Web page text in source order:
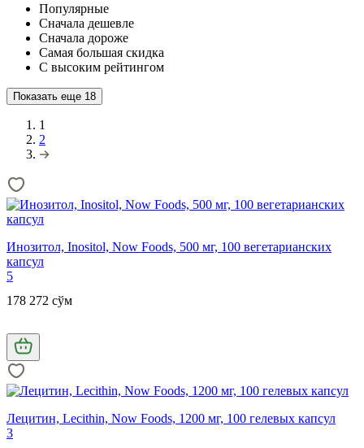
Популярные
Сначала дешевле
Сначала дороже
Самая большая скидка
С высоким рейтингом
Показать еще 18
1
2
Инозитол, Inositol, Now Foods, 500 мг, 100 вегетарианских
капсул
5
178 272 сўм
Лецитин, Lecithin, Now Foods, 1200 мг, 100 гелевых капсул
3